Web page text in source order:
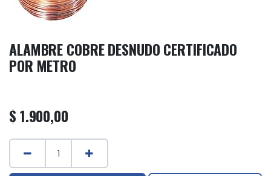
ALAMBRE COBRE DESNUDO CERTIFICADO
POR METRO
$ 1.900,00